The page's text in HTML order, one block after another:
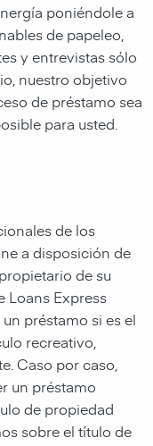
poniéndole a
de papeleo,
y entrevistas sólo
nuestro objetivo
de préstamo sea
para usted.
de los
a disposición de
de su
Loans Express
préstamo si es el
recreativo,
Caso por caso,
un préstamo
de propiedad
sobre el título de